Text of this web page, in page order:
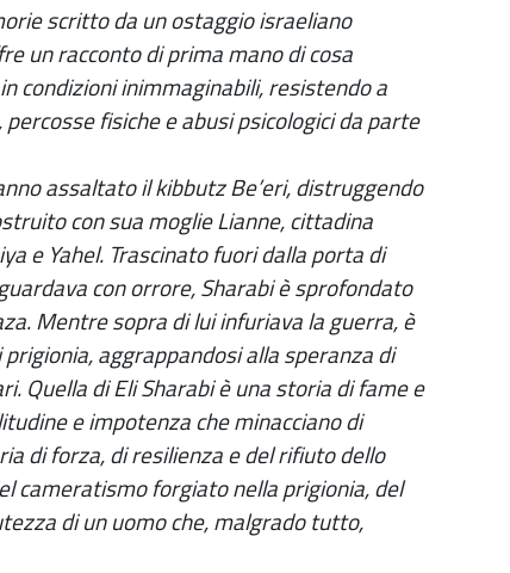
scritto da un ostaggio israeliano
un racconto di prima mano di cosa
condizioni inimmaginabili, resistendo a
fisiche e abusi psicologici da parte
assaltato il kibbutz Be’eri, distruggendo
con sua moglie Lianne, cittadina
e Yahel. Trascinato fuori dalla porta di
con orrore, Sharabi è sprofondato
Mentre sopra di lui infuriava la guerra, è
aggrappandosi alla speranza di
Quella di Eli Sharabi è una storia di fame e
e impotenza che minacciano di
di forza, di resilienza e del rifiuto dello
cameratismo forgiato nella prigionia, del
di un uomo che, malgrado tutto,